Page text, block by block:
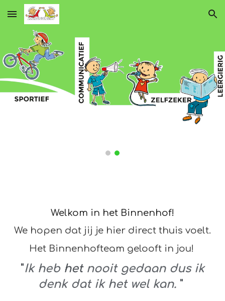
Skip to main content Skip to navigation
Welkom in het Binnenhof!
We hopen dat jij je hier direct thuis voelt.
Het Binnenhofteam gelooft in jou!
"Ik hebhet nooit gedaan dus ik
denk dat ik het wel kan. "